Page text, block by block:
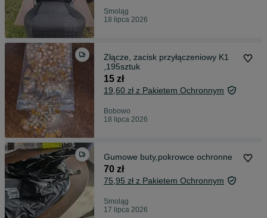
Smoląg
18 lipca 2026
Złącze, zacisk przyłączeniowy K1
,195sztuk
15 zł
19,60 zł z Pakietem Ochronnym
Bobowo
18 lipca 2026
Gumowe buty,pokrowce ochronne
70 zł
75,95 zł z Pakietem Ochronnym
Smoląg
17 lipca 2026